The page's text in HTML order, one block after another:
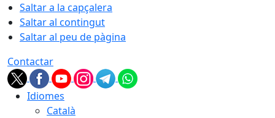
Saltar a la capçalera
Saltar al contingut
Saltar al peu de pàgina
Contactar
Idiomes
Català